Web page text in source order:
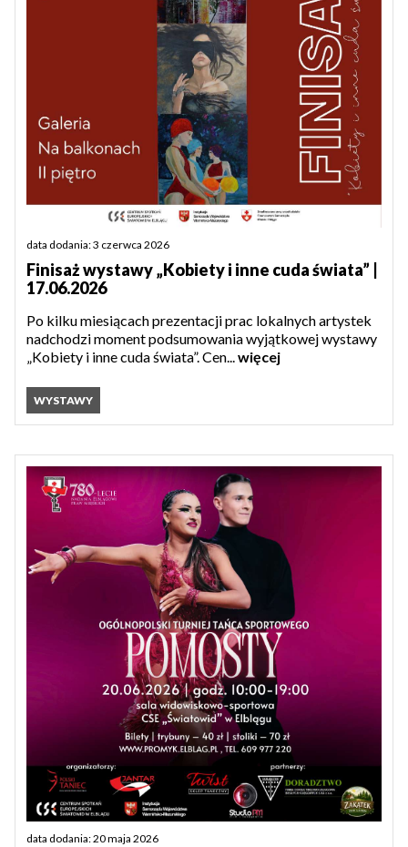
data dodania: 3 czerwca 2026
Finisaż wystawy „Kobiety i inne cuda świata” |
17.06.2026
Po kilku miesiącach prezentacji prac lokalnych artystek
nadchodzi moment podsumowania wyjątkowej wystawy
„Kobiety i inne cuda świata”. Cen...więcej
WYSTAWY
data dodania: 20 maja 2026